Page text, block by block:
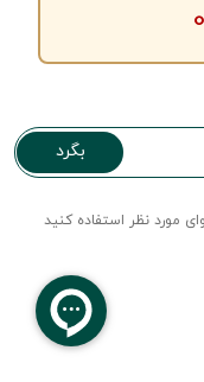
بگرد
مورد نظر استفاده کنید